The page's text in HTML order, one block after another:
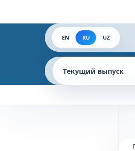
EN RU UZ
Текущий выпуск